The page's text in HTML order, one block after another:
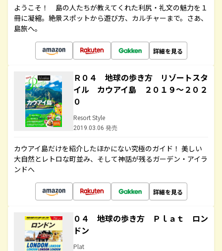
ようこそ！ 島の人たちが教えてくれた利尻・礼文の魅力を１
冊に凝縮。絶景スポットから遊び方、カルチャーまで。さあ、
島旅へ。
詳細を見る
Ｒ０４ 地球の歩き方 リゾートスタ
イル カウアイ島 ２０１９～２０２
０
Resort Style
2019.03.06 発売
カウアイ島だけを紹介したほかにない究極のガイド！ 美しい
大自然とレトロな町並み、そして神話が残るガーデン・アイラ
ンドへ
詳細を見る
０４ 地球の歩き方 Ｐｌａｔ ロン
ドン
Plat